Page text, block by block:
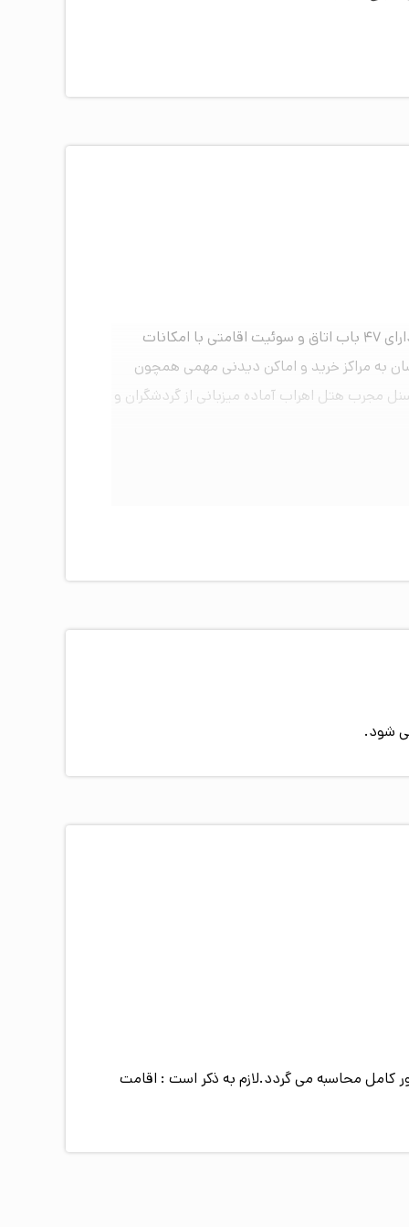
هتل سه ستاره اهراب تبریز واقع در خیابان امام خمینی در سال ۱۳۹۵ افتتاح گردید. ساختمان نوساز هتل در ۵ طبقه بنا و دارای ۴۷ باب اتاق و سوئیت اقامتی با امکانات
به مراکز خرید و اماکن دیدنی مهمی همچون
مجرب هتل اهراب آماده میزبانی از گردشگران و
شود.
عدم استفاده از سرویس) رایگان می باشد و هزینه ی اقامت کودک بالای 6 سال به طور کامل محاسبه می گردد.لازم به ذکر است : اقامت